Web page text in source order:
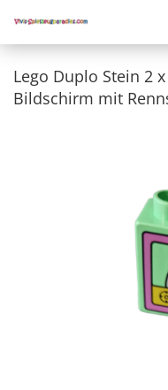
Lego Duplo Stein 2
Bildschirm mit